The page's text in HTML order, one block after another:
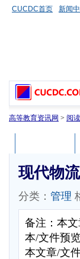
CUCDC首页 新闻
高等教育资讯网 > 阅
现代物
分类： 管理
备注：本
本/文件预
本文章/文